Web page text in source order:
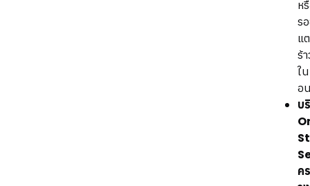
ห
ร
แ
ร้
ใน
อ
บ
ค